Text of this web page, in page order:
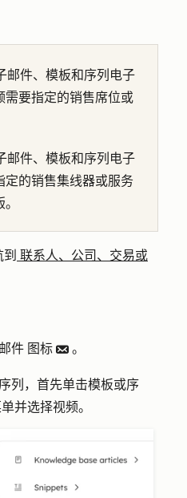
邮件、模板和序列电子
需要指定的销售席位或
邮件、模板和序列电子
定的销售集线器或服务
联系人、公司、交易或
件 图标 email 。
列，首先单击模板或序
并选择视频。